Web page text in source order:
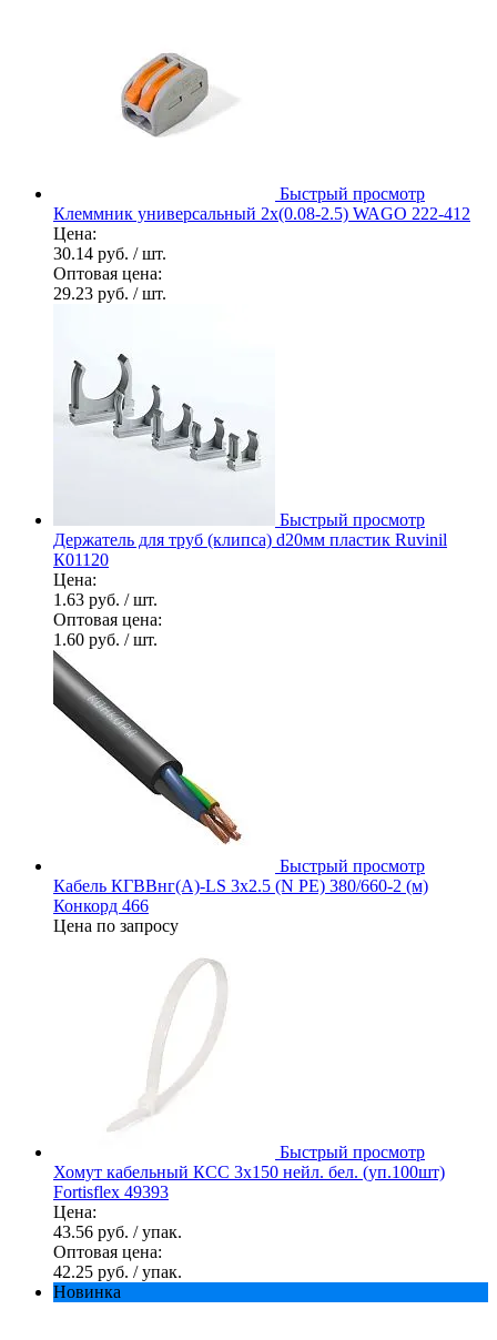
Быстрый просмотр
Клеммник универсальный 2х(0.08-2.5) WAGO 222-412
Цена:
30.14 руб. / шт.
Оптовая цена:
29.23 руб. / шт.
Быстрый просмотр
Держатель для труб (клипса) d20мм пластик Ruvinil
К01120
Цена:
1.63 руб. / шт.
Оптовая цена:
1.60 руб. / шт.
Быстрый просмотр
Кабель КГВВнг(А)-LS 3х2.5 (N PE) 380/660-2 (м)
Конкорд 466
Цена по запросу
Быстрый просмотр
Хомут кабельный КСС 3х150 нейл. бел. (уп.100шт)
Fortisflex 49393
Цена:
43.56 руб. / упак.
Оптовая цена:
42.25 руб. / упак.
Новинка